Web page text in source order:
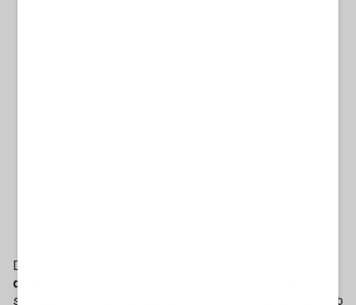
Da quanto apprende l'Adnkronos sono già stati
due link falsi
sarebbe un nuovo indirizzo, che la 29enne ha già contribuito